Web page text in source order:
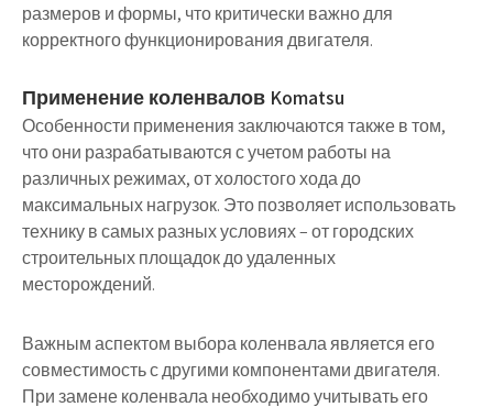
размеров и формы, что критически важно для
корректного функционирования двигателя.
Применение коленвалов Komatsu
Особенности применения заключаются также в том,
что они разрабатываются с учетом работы на
различных режимах, от холостого хода до
максимальных нагрузок. Это позволяет использовать
технику в самых разных условиях – от городских
строительных площадок до удаленных
месторождений.
Важным аспектом выбора коленвала является его
совместимость с другими компонентами двигателя.
При замене коленвала необходимо учитывать его